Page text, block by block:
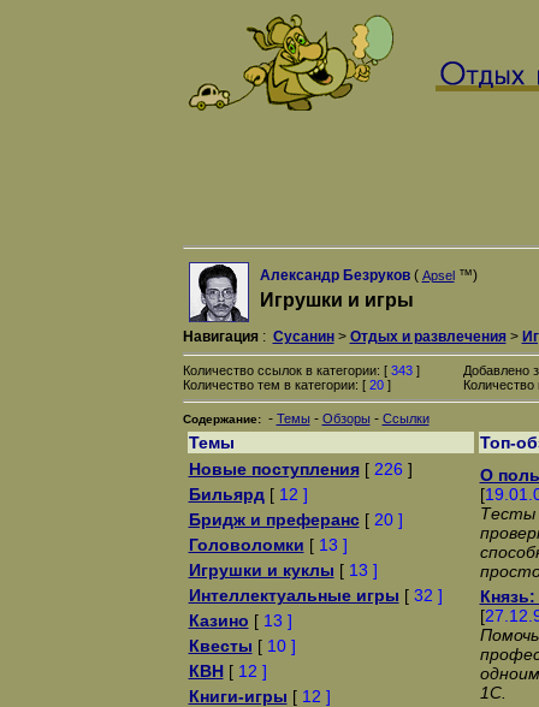
Александр Безруков( Apsel™)
Игрушки и игры
Навигация: Сусанин> Отдых и развлечения>
Количество ссылок в категории: [ 343]
Количество тем в категории: [ 20]
Добавлено
Содержание: - Темы - Обзоры - Ссылки
Темы
Топ-
Новые поступления[ 226 ]
Бильярд[ 12 ]
Бридж и преферанс[ 20 ]
Головоломки [ 13 ]
Игрушки и куклы [ 13 ]
Интеллектуальные игры [ 32 ]
Казино [ 13 ]
Квесты [ 10 ]
КВН[ 12 ]
Книги-игры [ 12 ]
О
[
Тесты
[
1С.